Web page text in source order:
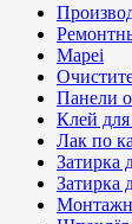
Mapei
Панели
Клей для
Лак по
Затирка
Затирка